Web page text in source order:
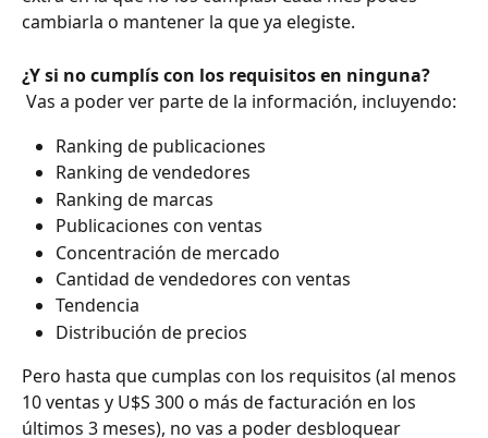
cambiarla o mantener la que ya elegiste.
¿Y si no cumplís con los requisitos en ninguna?
Vas a poder ver parte de la información, incluyendo:
Ranking de publicaciones
Ranking de vendedores
Ranking de marcas
Publicaciones con ventas
Concentración de mercado
Cantidad de vendedores con ventas
Tendencia
Distribución de precios
Pero hasta que cumplas con los requisitos (al menos
10 ventas y U$S 300 o más de facturación en los
últimos 3 meses), no vas a poder desbloquear